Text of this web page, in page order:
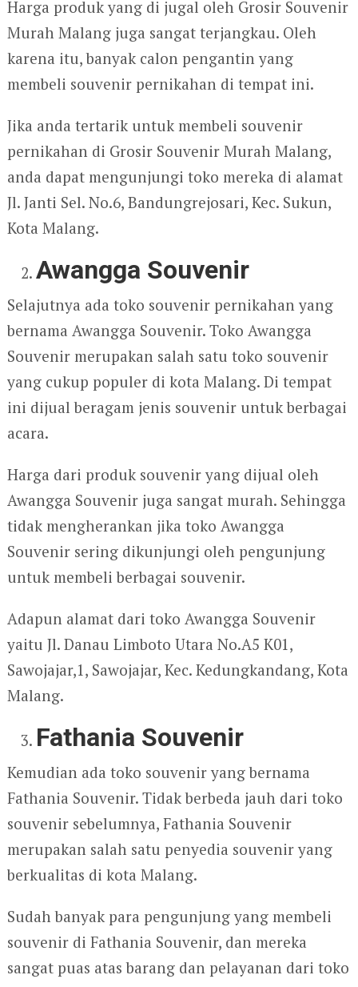
Harga produk yang di jugal oleh Grosir Souvenir
Murah Malang juga sangat terjangkau. Oleh
karena itu, banyak calon pengantin yang
membeli souvenir pernikahan di tempat ini.
Jika anda tertarik untuk membeli souvenir
pernikahan di Grosir Souvenir Murah Malang,
anda dapat mengunjungi toko mereka di alamat
Jl. Janti Sel. No.6, Bandungrejosari, Kec. Sukun,
Kota Malang.
Awangga Souvenir
Selajutnya ada toko souvenir pernikahan yang
bernama Awangga Souvenir. Toko Awangga
Souvenir merupakan salah satu toko souvenir
yang cukup populer di kota Malang. Di tempat
ini dijual beragam jenis souvenir untuk berbagai
acara.
Harga dari produk souvenir yang dijual oleh
Awangga Souvenir juga sangat murah. Sehingga
tidak mengherankan jika toko Awangga
Souvenir sering dikunjungi oleh pengunjung
untuk membeli berbagai souvenir.
Adapun alamat dari toko Awangga Souvenir
yaitu Jl. Danau Limboto Utara No.A5 K01,
Sawojajar,1, Sawojajar, Kec. Kedungkandang, Kota
Malang.
Fathania Souvenir
Kemudian ada toko souvenir yang bernama
Fathania Souvenir. Tidak berbeda jauh dari toko
souvenir sebelumnya, Fathania Souvenir
merupakan salah satu penyedia souvenir yang
berkualitas di kota Malang.
Sudah banyak para pengunjung yang membeli
souvenir di Fathania Souvenir, dan mereka
sangat puas atas barang dan pelayanan dari toko